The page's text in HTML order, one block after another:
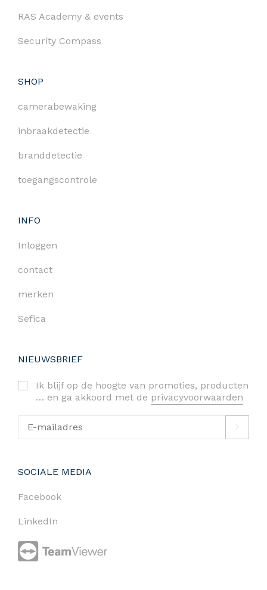
RAS Academy & events
Security Compass
SHOP
camerabewaking
inbraakdetectie
branddetectie
toegangscontrole
INFO
Inloggen
contact
merken
Sefica
NIEUWSBRIEF
Ik blijf op de hoogte van promoties, producten
… en ga akkoord met de privacyvoorwaarden
SOCIALE MEDIA
Facebook
LinkedIn